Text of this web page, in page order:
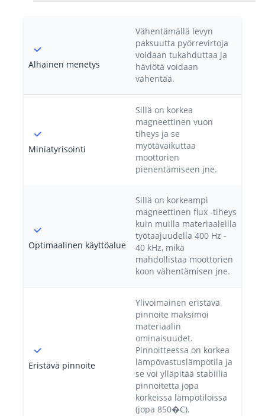
Alhainen menetys
Vähentämällä levyn
paksuutta pyörrevirtoja
voidaan tukahduttaa ja
häviötä voidaan
vähentää.
Miniatyrisointi
Sillä on korkea
magneettinen vuon
tiheys ja se
myötävaikuttaa
moottorien
pienentämiseen jne.
Optimaalinen käyttöalue
Sillä on korkeampi
magneettinen flux -tiheys
kuin muilla materiaaleilla
työtaajuudella 400 Hz -
40 kHz, mikä
mahdollistaa moottorien
koon vähentämisen jne.
Eristävä pinnoite
Ylivoimainen eristävä
pinnoite maksimoi
materiaalin
ominaisuudet.
Pinnoitteessa on korkea
lämpövastuslämpötila ja
se voi ylläpitää stabiilia
pinnoitetta jopa
korkeissa lämpötiloissa
(jopa 850�C).